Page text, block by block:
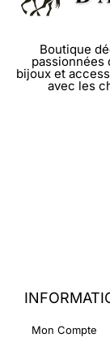
Boutique
passionnées
bijoux et
avec les
Mon Compte